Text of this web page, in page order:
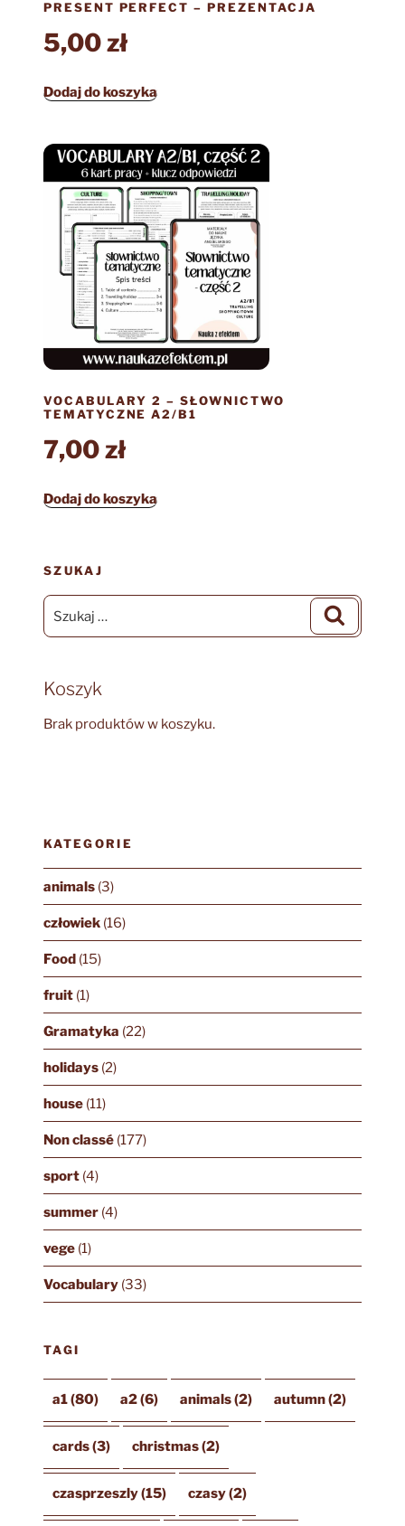
PRESENT PERFECT – PREZENTACJA
5,00zł
Dodaj do koszyka
VOCABULARY 2 – SŁOWNICTWO
TEMATYCZNE A2/B1
7,00zł
Dodaj do koszyka
SZUKAJ
Szukaj:
Koszyk
Brak produktów w koszyku.
KATEGORIE
animals(3)
człowiek(16)
Food(15)
fruit(1)
Gramatyka (22)
holidays(2)
house(11)
Non classé(177)
sport(4)
summer(4)
vege(1)
Vocabulary(33)
TAGI
a1(80) a2(6) animals(2) autumn(2)
cards(3) christmas(2)
czasprzeszly(15) czasy(2)